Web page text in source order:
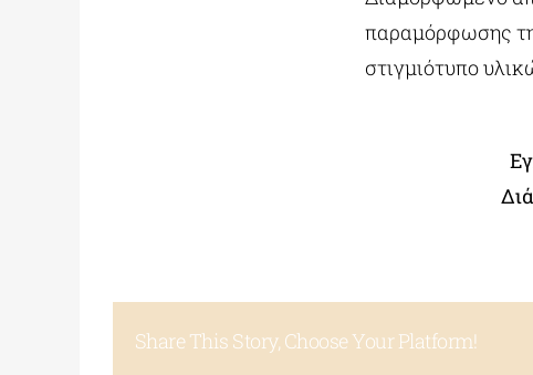
παραμόρφωσης
στιγμιότυπο
Share This Story, Choose Your Platform!